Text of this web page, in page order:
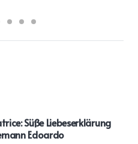
Süße Liebeserklärung
Edoardo